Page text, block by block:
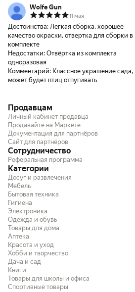
Wolfe Gun
11 мая
Достоинства: Легкая сборка, хорошее
качество окраски, отвертка для сборки в
комплекте
Недостатки: Отвёртка из комплекта
одноразовая
Комментарий: Классное украшение сада,
может будет птиц отпугивать
Продавцам
Личный кабинет продавца
Продавайте на Маркете
Документация для партнёров
Сайт для партнёров
Сотрудничество
Реферальная программа
Категории
Досуг и развлечения
Мебель
Бытовая техника
Гигиена
Электроника
Одежда и обувь
Товары для дома
Аптека
Красота и уход
Хобби и творчество
Дача и сад
Книги
Товары для школы и офиса
Спортивные товары